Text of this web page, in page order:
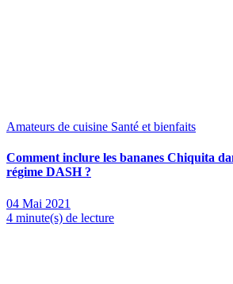
Amateurs de cuisine Santé et bienfaits
Comment inclure les bananes Chiquita
régime DASH ?
04 Mai 2021
4 minute(s) de lecture